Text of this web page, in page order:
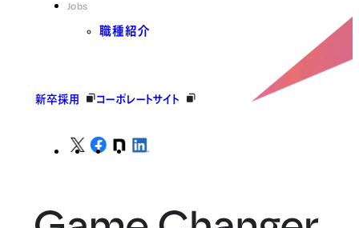
Jobs
職種紹介
新卒採用 コーポレートサイト